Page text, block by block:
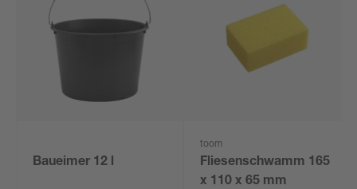
Baueimer 12 l
toom
Fliesenschwamm 165
x 110 x 65 mm